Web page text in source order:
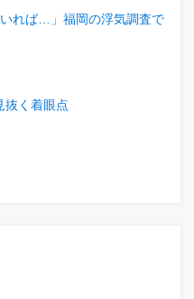
いれば…」福岡の浮気調査で
抜く着眼点